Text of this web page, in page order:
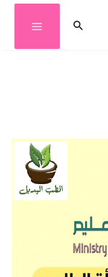
البحث